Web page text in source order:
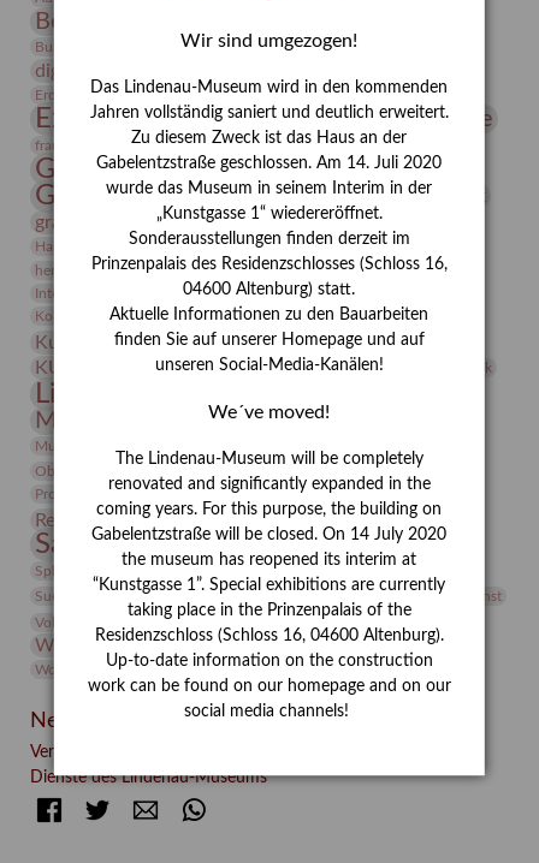
Bernhard August von Lindenau
Burg Posterstein Conrad Felixmüller Depot
digitallabor
Erdmann Julius Dietrich
Erlebnisportal estrusker Exlibris
Expressionismus Festrede Florenz Fotografie
frauen Frauen in der Antike und heute
Gerhard-Altenbourg-Preis
Gerhard Altenbourg
Gerhard Kurt Müller
grafische sammlung griechische Mythologie
Hanns-Conon von der Gabelentz Heinrich Kirchhoff Heldinnen
herman de vries Humboldt
Insekten
Integriertes Schädlingsmanagement
Italien Jahresempfang
Kolosseum
Kooperationsausstellung Korkmodelle Kunst
Kunstmuseum Kunstvermittlung Kunst von Kühl
KUNSTWAND Kurs Künstler Künstlerin Lehmbruck
Lindenau-Museum
Museumsgeschichte Museumsnacht
Museumspädagogik Natur
Objekt im Fokus
Phelloplastik
Pohlhof
Provenienz
Provenienzforschung
Restaurierung Rudi Lesser Ruth Wolf-Rehfeld
Sammlung Samstagszeichner Skulptur
Sonderausstellung
Sphinx
studio Studio Bildende Kunst
Suermondt-Ludwig-Museum
Vermittlung
Videokunst
Volontariat
Walter Rheiner Werefkin
Werkbetrachtung Winter Wissenschaft
Wolf and Dog
Wolf und Hund
Zirkuswoche
Neueste Beiträge
Verschenkt, verkauft, vergessen? – Kunstdetektivinnen im
Dienste des Lindenau-Museums
FacebookTwitter E-mail
Wir sind umgezogen!
Das Lindenau-Museum wird in den kommenden
Jahren vollständig saniert und deutlich erweitert.
Zu diesem Zweck ist das Haus an der
Gabelentzstraße geschlossen. Am 14. Juli 2020
wurde das Museum in seinem Interim in der
„Kunstgasse 1“ wiedereröffnet.
Sonderausstellungen finden derzeit im
Prinzenpalais des Residenzschlosses (Schloss 16,
04600 Altenburg) statt.
Aktuelle Informationen zu den Bauarbeiten
finden Sie auf unserer Homepage und auf
unseren Social-Media-Kanälen!
We´ve moved!
The Lindenau-Museum will be completely
renovated and significantly expanded in the
coming years. For this purpose, the building on
Gabelentzstraße will be closed. On 14 July 2020
the museum has reopened its interim at
“Kunstgasse 1”. Special exhibitions are currently
taking place in the Prinzenpalais of the
Residenzschloss (Schloss 16, 04600 Altenburg).
Up-to-date information on the construction
work can be found on our homepage and on our
social media channels!